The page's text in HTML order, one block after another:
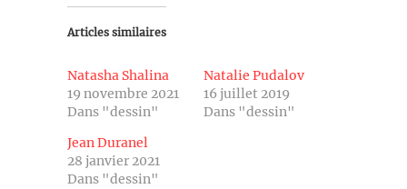
Articles similaires
Natasha Shalina
19 novembre 2021
Dans "dessin"
Natalie Pudalov
16 juillet 2019
Dans "dessin"
Jean Duranel
28 janvier 2021
Dans "dessin"